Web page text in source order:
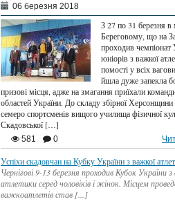
06 березня 2018
З 27 по 31 березня в
Береговому, що на
проходив чемпіонат
юніорів з важкої
помості у всіх
йшла дуже запекла
призові місця, адже на змагання приїхали
областей України. До складу збірної
семеро спортсменів вищого училища фізичної
Скадовської […]
581 0
Успіхи скадовчан на Кубку України з важкої
Чернігові 9-13 березня проходив Кубок України
атлетики серед чоловіків і жінок. Місцем
важкоатлетів став [...]